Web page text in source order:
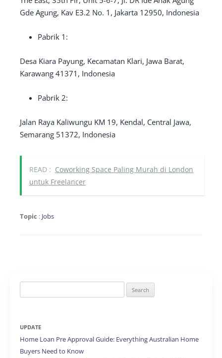
Gde Agung, Kav E3.2 No. 1, Jakarta 12950, Indonesia
Pabrik 1:
Desa Kiara Payung, Kecamatan Klari, Jawa Barat,
Karawang 41371, Indonesia
Pabrik 2:
Jalan Raya Kaliwungu KM 19, Kendal, Central Jawa,
Semarang 51372, Indonesia
READ : Coworking Space Paling Murah di London
untuk Freelancer
Topic : Jobs
for:
UPDATE
Home Loan Pre Approval Guide: Everything Australian Home
Buyers Need to Know